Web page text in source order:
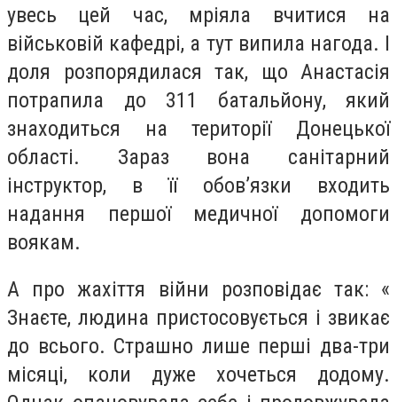
увесь цей час, мріяла вчитися на
військовій кафедрі, а тут випила нагода. І
доля розпорядилася так, що Анастасія
потрапила до 311 батальйону, який
знаходиться на території Донецької
області. Зараз вона санітарний
інструктор, в її обов’язки входить
надання першої медичної допомоги
воякам.
А про жахіття війни розповідає так: «
Знаєте, людина пристосовується і звикає
до всього. Страшно лише перші два-три
місяці, коли дуже хочеться додому.